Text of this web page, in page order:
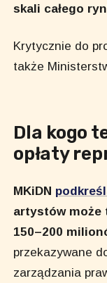
skali całego
Krytycznie do
także
Dla kogo
opłaty
MKiDN
artystów może
150–200
przekazywane
zarządzania